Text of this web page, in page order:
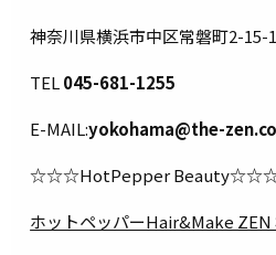
神奈川県横浜市中区常磐町2-15-
TEL045-681-1255
E-MAIL:yokohama@the-
☆☆☆HotPepper
ホットペッパーHair&Make ZEN